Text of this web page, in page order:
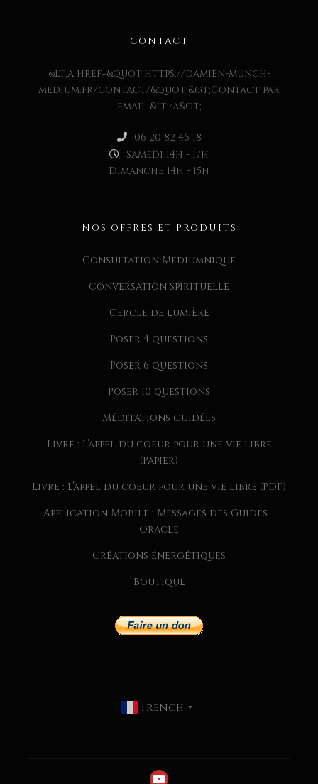
MESSAGES DES GUIDES
HARMONISER VOTRE VIE
CONTACT
&lt;a href=&quot;https://damien-munch-
medium.fr/contact/&quot;&gt;Contact par
email &lt;/a&gt;
06 20 82 46 18
Samedi 14h - 17h
Dimanche 14h - 15h
NOS OFFRES ET PRODUITS
Consultation Médiumnique
Conversation Spirituelle
Cercle de lumière
Poser 4 questions
Poser 6 questions
Poser 10 questions
Méditations guidées
Livre : L’appel du coeur pour une vie libre
(Papier)
Livre : L’appel du coeur pour une vie libre (PDF)
Application Mobile : Messages des Guides –
Oracle
Créations énergétiques
Boutique
French ▼